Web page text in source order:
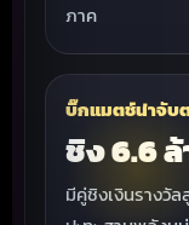
ภาค
บิ๊กแมตช์น่าจับ
ชิง 6.6
มีคู่ชิงเงินรางวั